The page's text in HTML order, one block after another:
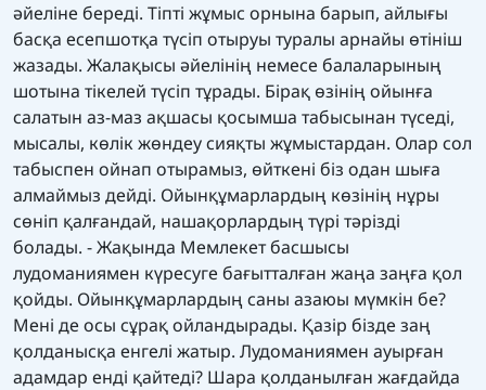
әйеліне береді. Тіпті жұмыс орнына барып, айлығы
басқа есепшотқа түсіп отыруы туралы арнайы өтініш
жазады. Жалақысы әйелінің немесе балаларының
шотына тікелей түсіп тұрады. Бірақ өзінің ойынға
салатын аз-маз ақшасы қосымша табысынан түседі,
мысалы, көлік жөндеу сияқты жұмыстардан. Олар сол
табыспен ойнап отырамыз, өйткені біз одан шыға
алмаймыз дейді. Ойынқұмарлардың көзінің нұры
сөніп қалғандай, нашақорлардың түрі тәрізді
болады. - Жақында Мемлекет басшысы
лудоманиямен күресуге бағытталған жаңа заңға қол
қойды. Ойынқұмарлардың саны азаюы мүмкін бе?
Мені де осы сұрақ ойландырады. Қазір бізде заң
қолданысқа енгелі жатыр. Лудоманиямен ауырған
адамдар енді қайтеді? Шара қолданылған жағдайда